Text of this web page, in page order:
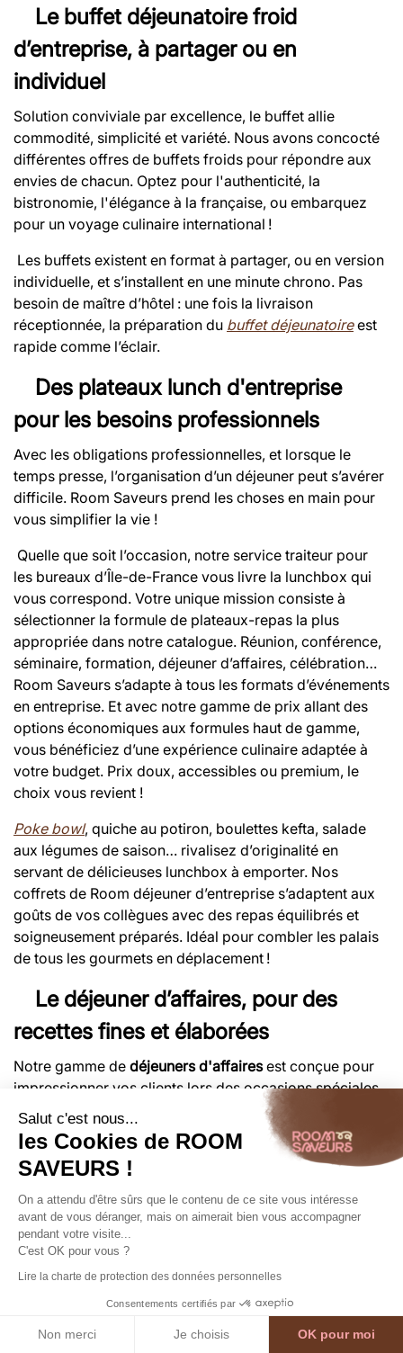
Salut c'est nous...
les Cookies de ROOM
SAVEURS !
On a attendu d'être sûrs que le contenu de ce site vous intéresse
avant de vous déranger, mais on aimerait bien vous accompagner
pendant votre visite...
C'est OK pour vous ?
Lire la charte de protection des données personnelles
Consentements certifiés par
Non merci Je choisis OK pour moi
Le buffet déjeunatoire froid
d’entreprise, à partager ou en
individuel
Solution conviviale par excellence, le buffet allie
commodité, simplicité et variété. Nous avons concocté
différentes offres de buffets froids pour répondre aux
envies de chacun. Optez pour l'authenticité, la
bistronomie, l'élégance à la française, ou embarquez
pour un voyage culinaire international !
Les buffets existent en format à partager, ou en version
individuelle, et s’installent en une minute chrono. Pas
besoin de maître d’hôtel : une fois la livraison
réceptionnée, la préparation du buffet déjeunatoireest
rapide comme l’éclair.
Des plateaux lunch d'entreprise
pour les besoins professionnels
Avec les obligations professionnelles, et lorsque le
temps presse, l’organisation d’un déjeuner peut s’avérer
difficile. Room Saveurs prend les choses en main pour
vous simplifier la vie !
Quelle que soit l’occasion, notre service traiteur pour
les bureaux d’Île-de-France vous livre la lunchbox qui
vous correspond. Votre unique mission consiste à
sélectionner la formule de plateaux-repas la plus
appropriée dans notre catalogue. Réunion, conférence,
séminaire, formation, déjeuner d’affaires, célébration…
Room Saveurs s’adapte à tous les formats d’événements
en entreprise. Et avec notre gamme de prix allant des
options économiques aux formules haut de gamme,
vous bénéficiez d’une expérience culinaire adaptée à
votre budget. Prix doux, accessibles ou premium, le
choix vous revient !
Poke bowl, quiche au potiron, boulettes kefta, salade
aux légumes de saison… rivalisez d’originalité en
servant de délicieuses lunchbox à emporter. Nos
coffrets de Room déjeuner d’entreprise s’adaptent aux
goûts de vos collègues avec des repas équilibrés et
soigneusement préparés. Idéal pour combler les palais
de tous les gourmets en déplacement !
Le déjeuner d’affaires, pour des
recettes fines et élaborées
Notre gamme de déjeuners d'affairesest conçue pour
impressionner vos clients lors des occasions spéciales.
Qu'il s'agisse d'une réunion importante ou d'un moment
de négociation, les plats exquis et raffinés de lamarque
FAUCHONsauront élever l'expérience. Misez sur un
spectacle gustatif et visuel mémorable pour vos
événements avec des créations culinaires aussi uniques
que succulentes.
La qualité et la fraîcheur, un
engagement du traiteur Room